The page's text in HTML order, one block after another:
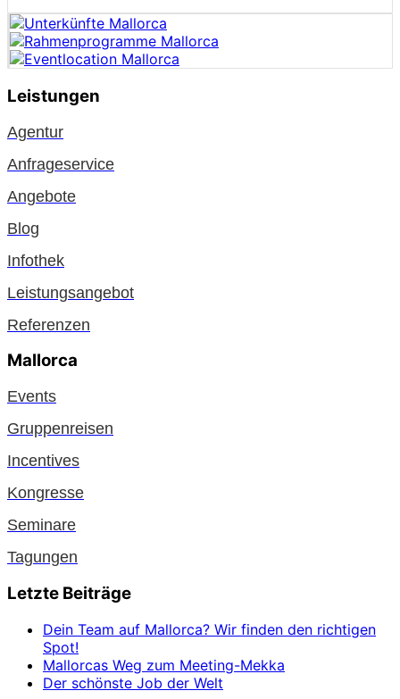
Leistungen
Agentur
Anfrageservice
Angebote
Blog
Infothek
Leistungsangebot
Referenzen
Mallorca
Events
Gruppenreisen
Incentives
Kongresse
Seminare
Tagungen
Letzte Beiträge
Dein Team auf Mallorca? Wir finden den richtigen
Spot!
Mallorcas Weg zum Meeting-Mekka
Der schönste Job der Welt